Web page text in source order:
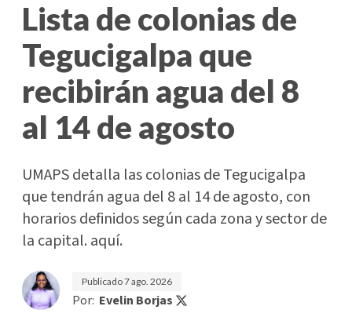
Lista de colonias de
Tegucigalpa que
recibirán agua del 8
al 14 de agosto
UMAPS detalla las colonias de Tegucigalpa
que tendrán agua del 8 al 14 de agosto, con
horarios definidos según cada zona y sector de
la capital. aquí.
Publicado7 ago. 2026
Por: Evelin Borjas